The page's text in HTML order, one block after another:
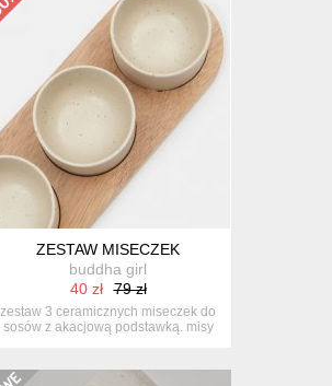
ZESTAW MISECZEK
buddha girl
40 zł
79 zł
zestaw 3 ceramicznych miseczek do
sosów z akacjową podstawką. misy